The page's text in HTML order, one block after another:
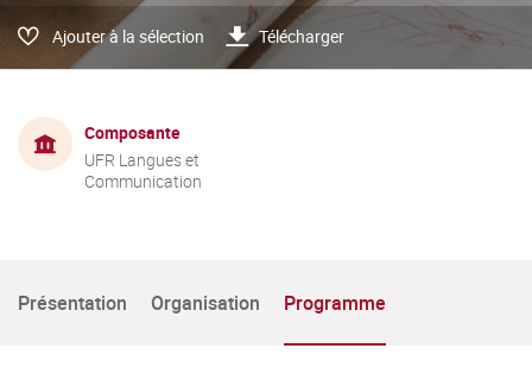
Ajouter à la sélection Télécharger
Composante
UFR Langues et
Communication
Présentation Organisation Programme